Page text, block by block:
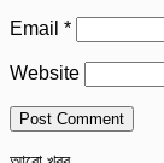
Email *
Website